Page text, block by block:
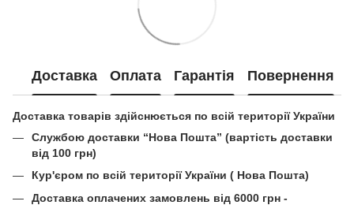
Доставка Оплата Гарантія Повернення
Доставка товарів здійснюється по всій території України
Службою доставки “Нова Пошта” (вартість доставки
від 100 грн)
Кур'єром по всій території України ( Нова Пошта)
Доставка оплачених замовлень від 6000 грн -